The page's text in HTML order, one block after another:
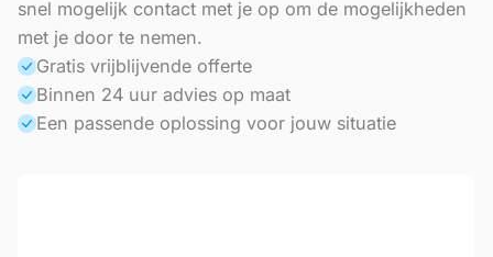
snel mogelijk contact met je op om de mogelijkheden
met je door te nemen.
Gratis vrijblijvende offerte
Binnen 24 uur advies op maat
Een passende oplossing voor jouw situatie